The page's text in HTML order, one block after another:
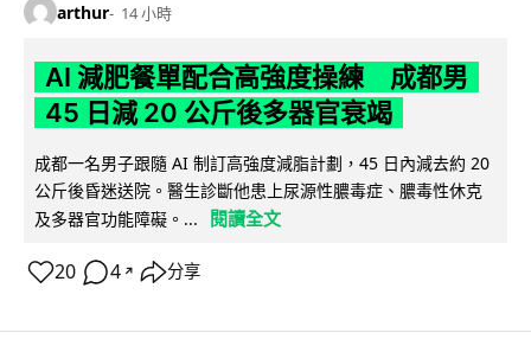
arthur 14 小時
AI 減肥餐單配合高強度操練 成都男
45 日減 20 公斤後多器官衰竭
成都一名男子跟隨 AI 制訂高強度減脂計劃，45 日內減去約 20
公斤後昏迷送院。醫生診斷他患上尿源性膿毒症、膿毒性休克
及多器官功能障礙。...
閱讀全文
20 4 ↗ 分享